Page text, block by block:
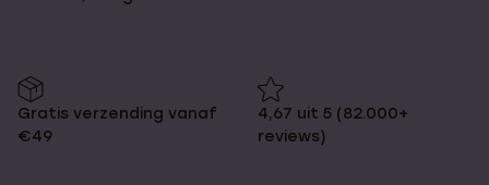
Gratis verzending vanaf
€49
4,67 uit 5 (82.000+
reviews)